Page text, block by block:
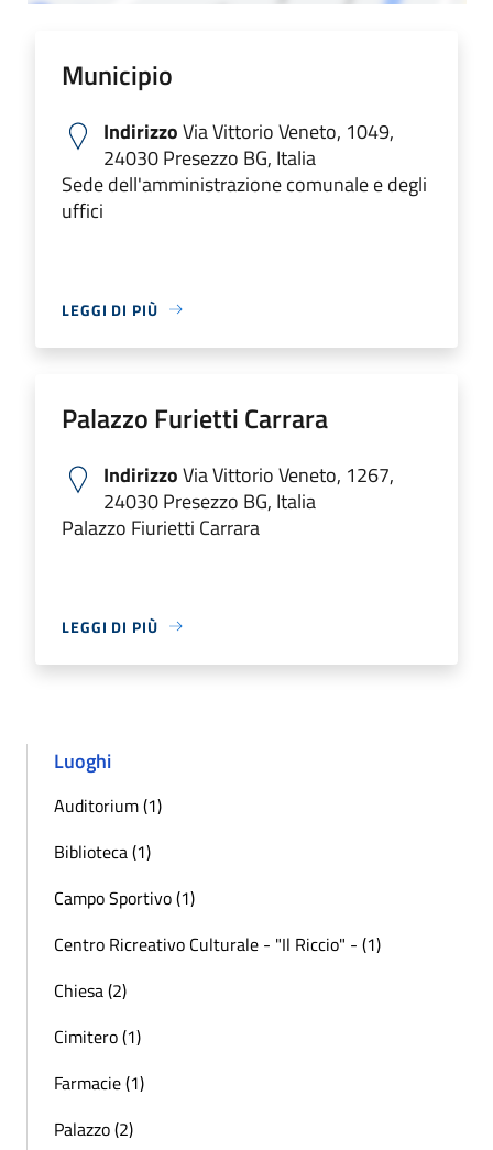
Municipio
IndirizzoVia Vittorio Veneto, 1049,
24030 Presezzo BG, Italia
Sede dell'amministrazione comunale e degli
uffici
LEGGI DI PIÙ
Palazzo Furietti Carrara
IndirizzoVia Vittorio Veneto, 1267,
24030 Presezzo BG, Italia
Palazzo Fiurietti Carrara
LEGGI DI PIÙ
Luoghi
Auditorium (1)
Biblioteca (1)
Campo Sportivo (1)
Centro Ricreativo Culturale - "Il Riccio" - (1)
Chiesa (2)
Cimitero (1)
Farmacie (1)
Palazzo (2)